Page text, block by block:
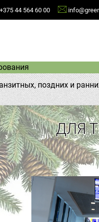
+375 44 564 60 00
поздних и
ДЛЯ